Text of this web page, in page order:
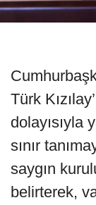
Türk
dolayısıyla
sınır
saygın
belirterek,